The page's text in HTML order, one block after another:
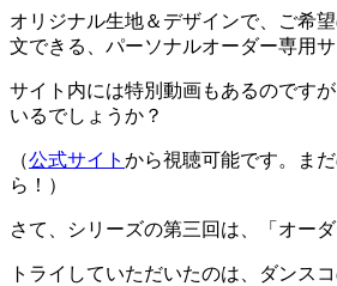
オリジナル生地＆デザインで、ご希
文できる、パーソナルオーダー専用サ
サイト内には特別動画もあるのです
いるでしょうか？
（公式サイト から視聴可能です。ま
ら！）
さて、シリーズの第三回は、「オーダ
トライしていただいたのは、ダンス